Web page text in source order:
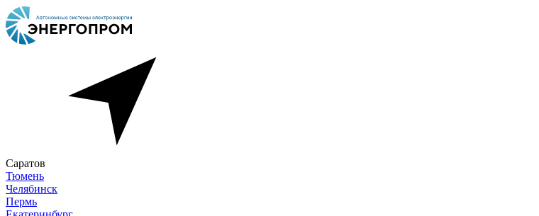
Саратов
Тюмень
Челябинск
Пермь